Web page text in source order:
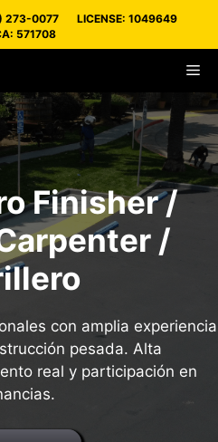
273-0077
LICENSE: 1049649
571708
Finisher /
/
con amplia experiencia
pesada. Alta
real y participación en